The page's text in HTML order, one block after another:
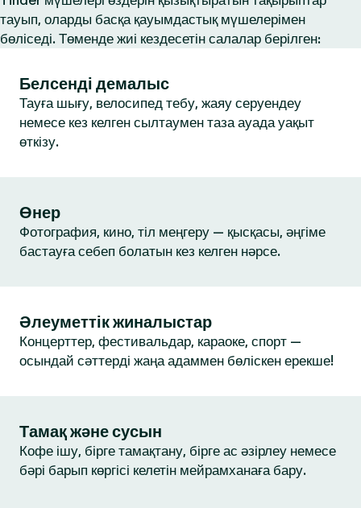
тауып, оларды басқа қауымдастық мүшелерімен
бөліседі. Төменде жиі кездесетін салалар берілген:
Белсенді демалыс
Тауға шығу, велосипед тебу, жаяу серуендеу
немесе кез келген сылтаумен таза ауада уақыт
өткізу.
Өнер
Фотография, кино, тіл меңгеру — қысқасы, әңгіме
бастауға себеп болатын кез келген нәрсе.
Әлеуметтік жиналыстар
Концерттер, фестивальдар, караоке, спорт —
осындай сәттерді жаңа адаммен бөліскен ерекше!
Тамақ және сусын
Кофе ішу, бірге тамақтану, бірге ас әзірлеу немесе
бәрі барып көргісі келетін мейрамханаға бару.